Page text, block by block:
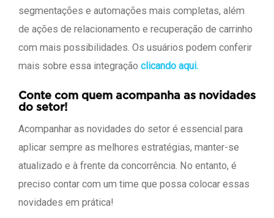
segmentações e automações mais completas, além
de ações de relacionamento e recuperação de carrinho
com mais possibilidades. Os usuários podem conferir
mais sobre essa integração clicando aqui.
Conte com quem acompanha as novidades
do setor!
Acompanhar as novidades do setor é essencial para
aplicar sempre as melhores estratégias, manter-se
atualizado e à frente da concorrência. No entanto, é
preciso contar com um time que possa colocar essas
novidades em prática!